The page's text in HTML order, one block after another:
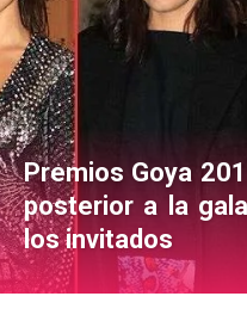
Premios Goya
posterior a la
los invitados